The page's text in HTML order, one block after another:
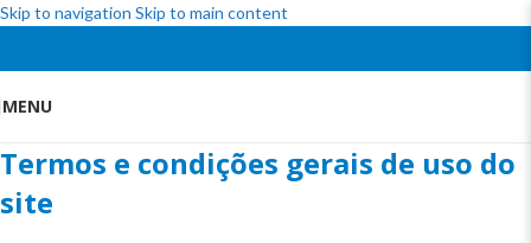
Skip to navigation Skip to main content
MENU
Termos e condições gerais de uso do
site